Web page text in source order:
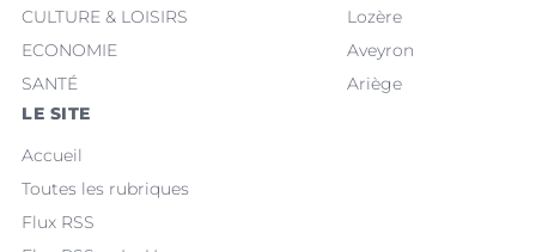
CULTURE & LOISIRS
ECONOMIE
SANTÉ
Lozère
Aveyron
Ariège
LE SITE
Accueil
Toutes les rubriques
Flux RSS